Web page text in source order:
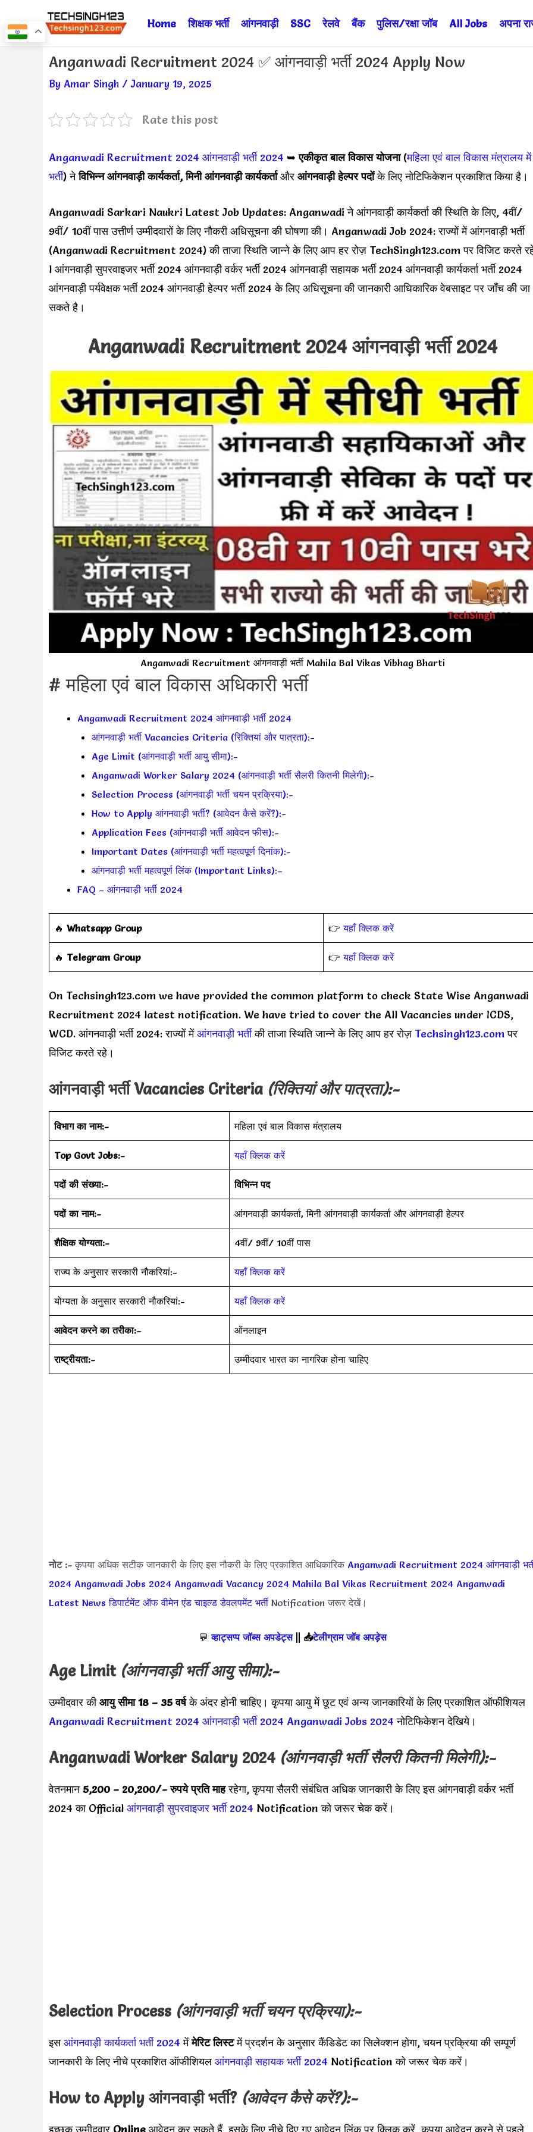
to
Home शिक्षक भर्ती आंगनवाड़ी SSC रेलवे बैंक पुलिस/रक्षा जॉब All Jobs अपना
Anganwadi Recruitment 2024 ✅ आंगनवाड़ी भर्ती 2024 Apply Now
By Amar Singh / January 19, 2025
Rate this post
Anganwadi Recruitment 2024 आंगनवाड़ी भर्ती 2024 ➥एकीकृत बाल विकास योजना(महिला एवं बाल विकास मंत्रालय में
भर्ती) नेविभिन्न आंगनवाड़ी कार्यकर्ता,मिनी आंगनवाड़ीकार्यकर्ताऔर आंगनवाड़ी हेल्परपदोंके लिए नोटिफिकेशन प्रकाशित किया है।
Anganwadi Sarkari Naukri Latest Job Updates: Anganwadi ने आंगनवाड़ी कार्यकर्ता की स्थिति के लिए, 4वीं/
9वीं/ 10वीं पास उत्तीर्ण उम्मीदवारों के लिए नौकरी अधिसूचना की घोषणा की। Anganwadi Job 2024: राज्यों में आंगनवाड़ी भर्ती
(Anganwadi Recruitment 2024) की ताजा स्थिति जान्ने के लिए आप हर रोज़ TechSingh123.com पर विजिट करते
l आंगनवाड़ी सुपरवाइजर भर्ती 2024 आंगनवाड़ी वर्कर भर्ती 2024 आंगनवाड़ी सहायक भर्ती 2024 आंगनवाड़ी कार्यकर्ता भर्ती 2024
आंगनवाड़ी पर्यवेक्षक भर्ती 2024 आंगनवाड़ी हेल्पर भर्ती 2024 के लिए अधिसूचना की जानकारी आधिकारिक वेबसाइट पर जाँच की जा
सकते है।
Anganwadi Recruitment 2024 आंगनवाड़ी भर्ती 2024
Anganwadi Recruitment आंगनवाड़ी भर्ती Mahila Bal Vikas Vibhag Bharti
# महिला एवं बाल विकास अधिकारी भर्ती
Anganwadi Recruitment 2024 आंगनवाड़ी भर्ती 2024
आंगनवाड़ी भर्ती Vacancies Criteria (रिक्तियां और पात्रता):-
Age Limit (आंगनवाड़ी भर्ती आयु सीमा):-
Anganwadi Worker Salary 2024 (आंगनवाड़ी भर्ती सैलरी कितनी मिलेगी):-
Selection Process (आंगनवाड़ी भर्ती चयन प्रक्रिया):-
How to Apply आंगनवाड़ी भर्ती? (आवेदन कैसे करें?):-
Application Fees (आंगनवाड़ी भर्ती आवेदन फीस):-
Important Dates (आंगनवाड़ी भर्ती महत्वपूर्ण दिनांक):-
आंगनवाड़ी भर्ती महत्वपूर्ण लिंक (Important Links):–
FAQ – आंगनवाड़ी भर्ती 2024
🔥 Whatsapp Group 👉यहाँ क्लिक करें
‎️‍🔥 Telegram Group 👉यहाँ क्लिक करें
On Techsingh123.com we have provided the common platform to check State Wise Anganwadi
Recruitment 2024 latest notification. We have tried to cover the All Vacancies under ICDS,
WCD. आंगनवाड़ी भर्ती 2024: राज्यों मेंआंगनवाड़ी भर्तीकी ताजा स्थिति जान्ने के लिए आप हर रोज़ Techsingh123.comपर
विजिट करते रहे।
आंगनवाड़ी भर्ती Vacancies Criteria (रिक्तियां और पात्रता):-
विभाग का नाम:- महिला एवं बाल विकास मंत्रालय
Top Govt Jobs:- यहाँ क्लिक करें
पदों की संख्या:- विभिन्न पद
पदों का नाम:- आंगनवाड़ी कार्यकर्ता, मिनी आंगनवाड़ी कार्यकर्ता और आंगनवाड़ी हेल्पर
शैक्षिक योग्यता:- 4वीं/ 9वीं/ 10वीं पास
राज्य के अनुसार सरकारी नौकरियां:- यहाँ क्लिक करें
योग्यता के अनुसार सरकारी नौकरियां:- यहाँ क्लिक करें
आवेदन करने का तरीका:– ऑनलाइन
राष्ट्रीयता:- उम्मीदवार भारत का नागरिक होना चाहिए
नोट :- कृपया अधिक सटीक जानकारी के लिए इस नौकरी के लिए प्रकाशित आधिकारिक Anganwadi Recruitment 2024 आंगनवाड़ी
2024 Anganwadi Jobs 2024 Anganwadi Vacancy 2024 Mahila Bal Vikas Recruitment 2024 Anganwadi
Latest News डिपार्टमेंट ऑफ वीमेन एंड चाइल्ड डेवलपमेंट भर्ती Notification जरूर देखें।
💬 व्हाट्सप्प जॉब्स अपडेट्स|| 📥टेलीग्राम जॉब अपड़ेस
Age Limit (आंगनवाड़ी भर्ती आयु सीमा):-
उम्मीदवार कीआयु सीमा 18 – 35 वर्षके अंदर होनी चाहिए। कृपया आयु में छूट एवं अन्य जानकारियों के लिए प्रकाशित ऑफीशियल
Anganwadi Recruitment 2024 आंगनवाड़ी भर्ती 2024 Anganwadi Jobs 2024नोटिफिकेशन देखिये।
Anganwadi Worker Salary 2024 (आंगनवाड़ी भर्ती सैलरी कितनी मिलेगी):-
वेतनमान 5,200 – 20,200/-रुपये प्रति माहरहेगा, कृपया सैलरी संबंधित अधिक जानकारी के लिए इसआंगनवाड़ी वर्कर भर्ती
2024 का Official आंगनवाड़ी सुपरवाइजर भर्ती 2024 Notification को जरूर चेक करें।
Selection Process (आंगनवाड़ी भर्ती चयन प्रक्रिया):-
इसआंगनवाड़ी कार्यकर्ता भर्ती 2024 मेंमेरिट लिस्टमें प्रदर्शन के अनुसार कैंडिडेट का सिलेक्शन होगा, चयन प्रक्रिया की सम्पूर्ण
जानकारी के लिए नीचे प्रकाशित ऑफीशियल आंगनवाड़ी सहायक भर्ती 2024 Notification को जरूर चेक करें।
How to Apply आंगनवाड़ी भर्ती? (आवेदन कैसे करें?):-
इच्छुक उम्मीदवार Online आवेदन कर सकते हैं, इसके लिए नीचे दिए गए आवेदन लिंक पर क्लिक करें, कृपया आवेदन करने से पहले
Post
navigation